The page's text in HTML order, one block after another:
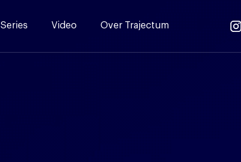
Series Video Over Trajectum